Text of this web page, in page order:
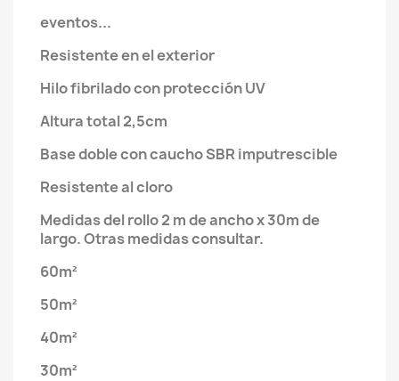
eventos...
Resistente en el exterior
Hilo fibrilado con protección UV
Altura total 2,5cm
Base doble con caucho SBR imputrescible
Resistente al cloro
Medidas del rollo 2 m de ancho x 30m de
largo. Otras medidas consultar.
60m²
50m²
40m²
30m²